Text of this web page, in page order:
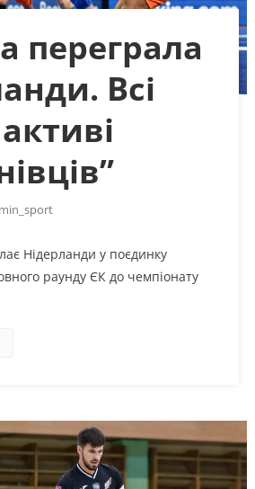
переграла
Всі
Нідерланди у поєдинку
раунду ЄК до чемпіонату